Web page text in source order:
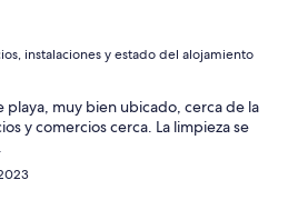
instalaciones y estado del alojamiento
playa, muy bien ubicado, cerca de la
y comercios cerca. La limpieza se